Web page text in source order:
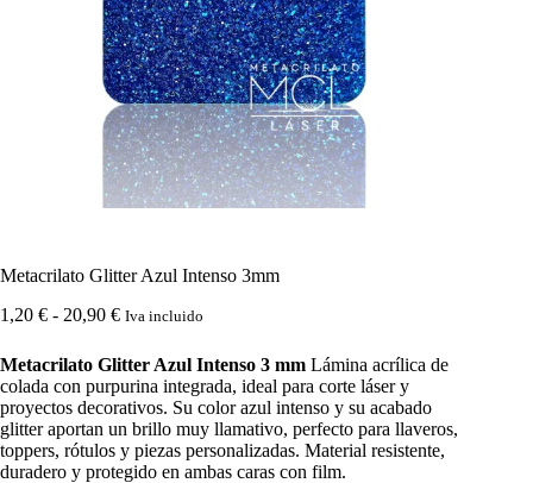
Metacrilato Glitter Azul Intenso 3mm
1,20 € - 20,90 €Rango
precios:
desde
1,20 €
hasta
20,90 €
Iva incluido
Metacrilato Glitter Azul Intenso 3 mm Lámina acrílica de
colada con purpurina integrada, ideal para corte láser y
proyectos decorativos. Su color azul intenso y su acabado
glitter aportan un brillo muy llamativo, perfecto para llaveros,
toppers, rótulos y piezas personalizadas. Material resistente,
duradero y protegido en ambas caras con film.